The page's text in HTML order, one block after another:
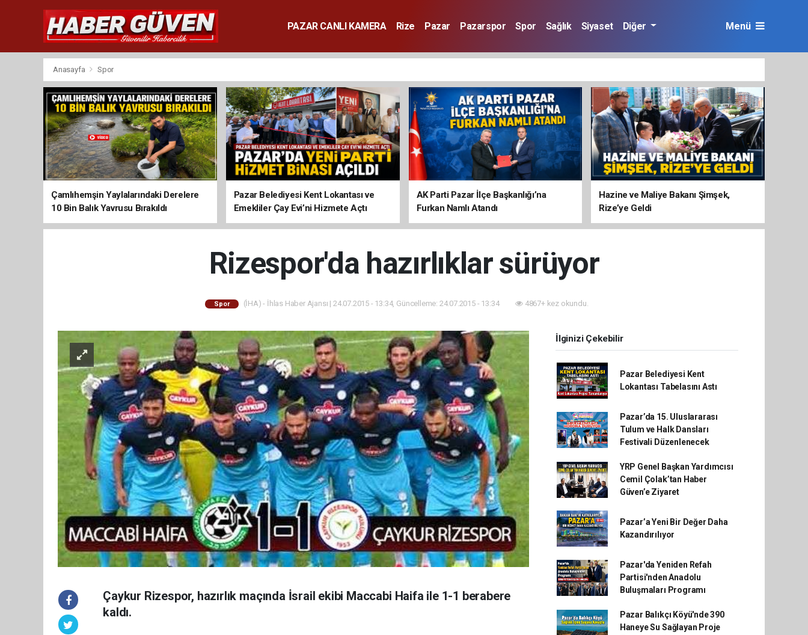
PAZAR CANLI KAMERA Rize Pazar Pazarspor Spor Sağlık Siyaset Diğer Menü
Anasayfa Spor
Çamlıhemşin Yaylalarındaki Derelere
10 Bin Balık Yavrusu Bırakıldı
Pazar Belediyesi Kent Lokantası ve
Emekliler Çay Evi’ni Hizmete Açtı
AK Parti Pazar İlçe Başkanlığı’na
Furkan Namlı Atandı
Hazine ve Maliye Bakanı Şimşek,
Rize’ye Geldi
Rizespor'da hazırlıklar sürüyor
Spor (İHA) - İhlas Haber Ajansı | 24.07.2015 - 13:34, Güncelleme: 24.07.2015 - 13:34 4867+ kez okundu.
Çaykur Rizespor, hazırlık maçında İsrail ekibi Maccabi Haifa ile 1-1 berabere
kaldı.
İlginizi Çekebilir
Pazar Belediyesi Kent
Lokantası Tabelasını Astı
Pazar’da 15. Uluslararası
Tulum ve Halk Dansları
Festivali Düzenlenecek
YRP Genel Başkan Yardımcısı
Cemil Çolak’tan Haber
Güven’e Ziyaret
Pazar’a Yeni Bir Değer Daha
Kazandırılıyor
Pazar'da Yeniden Refah
Partisi'nden Anadolu
Buluşmaları Programı
Pazar Balıkçı Köyü'nde 390
Haneye Su Sağlayan Proje